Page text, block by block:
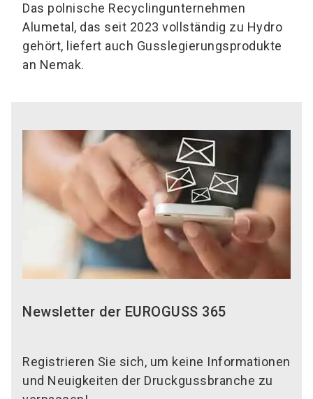
Das polnische Recyclingunternehmen
Alumetal, das seit 2023 vollständig zu Hydro
gehört, liefert auch Gusslegierungsprodukte
an Nemak.
Newsletter der EUROGUSS 365
Registrieren Sie sich, um keine Informationen
und Neuigkeiten der Druckgussbranche zu